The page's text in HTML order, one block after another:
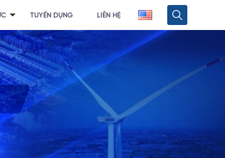
TUYỂN DỤNG LIÊN HỆ